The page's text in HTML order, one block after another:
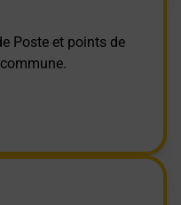
Poste et points de